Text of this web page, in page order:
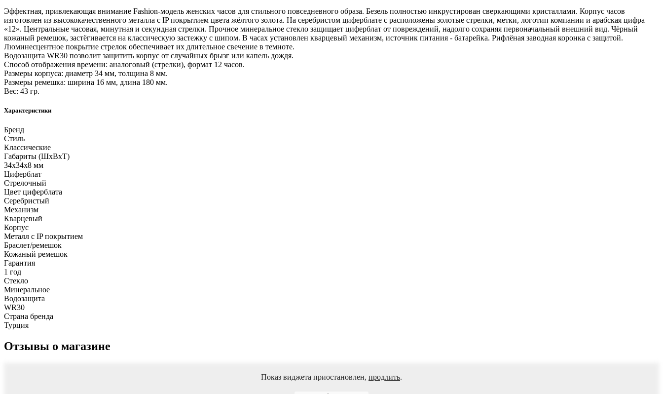
Эффектная, привлекающая внимание Fashion-модель женских часов для стильного повседневного образа. Безель полностью инкрустирован сверкающими кристаллами. Корпус часов
изготовлен из высококачественного металла с IP покрытием цвета жёлтого золота. На серебристом циферблате с расположены золотые стрелки, метки, логотип компании и арабская цифра
«12». Центральные часовая, минутная и секундная стрелки. Прочное минеральное стекло защищает циферблат от повреждений, надолго сохраняя первоначальный внешний вид. Чёрный
кожаный ремешок, застёгивается на классическую застежку с шипом. В часах установлен кварцевый механизм, источник питания - батарейка. Рифлёная заводная коронка с защитой.
Люминесцентное покрытие стрелок обеспечивает их длительное свечение в темноте.
Водозащита WR30 позволит защитить корпус от случайных брызг или капель дождя.
Способ отображения времени: аналоговый (стрелки), формат 12 часов.
Размеры корпуса: диаметр 34 мм, толщина 8 мм.
Размеры ремешка: ширина 16 мм, длина 180 мм.
Вес: 43 гр.
Характеристики
Бренд
Стиль
Классические
Габариты (ШхВхТ)
34x34x8 мм
Циферблат
Стрелочный
Цвет циферблата
Серебристый
Механизм
Кварцевый
Корпус
Металл с IP покрытием
Браслет/ремешок
Кожаный ремешок
Гарантия
1 год
Стекло
Минеральное
Водозащита
WR30
Страна бренда
Турция
Отзывы о магазине
Показ виджета приостановлен, продлить.